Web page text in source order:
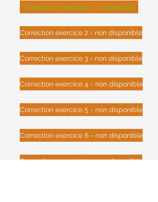
Correction exercice 1 - disponible
Correction exercice 2 - non disponible
Correction exercice 3 - non disponible
Correction exercice 4 - non disponible
Correction exercice 5 - non disponible
Correction exercice 6 - non disponible
Correction exercice 7 - non disponible